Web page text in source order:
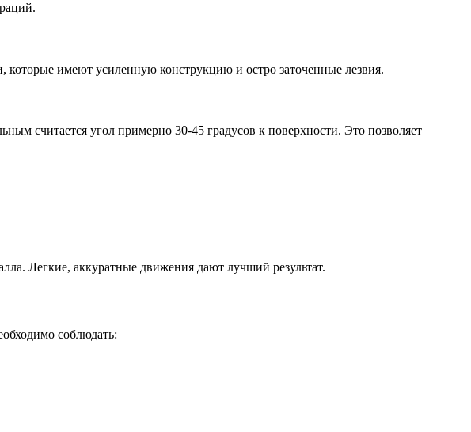
имеют усиленную конструкцию и остро заточенные лезвия.
считается угол примерно 30-45 градусов к поверхности. Это позволяет
Легкие, аккуратные движения дают лучший результат.
соблюдать: